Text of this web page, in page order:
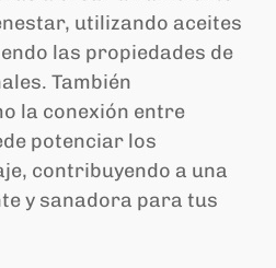
utilizando aceites
las propiedades de
También
la conexión entre
potenciar los
contribuyendo a una
y sanadora para tus